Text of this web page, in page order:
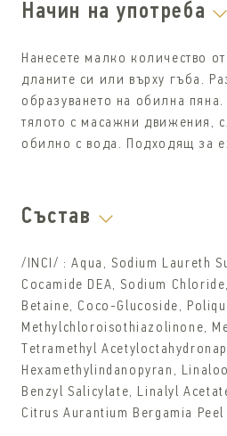
Начин на употреба
Нанесете малко количество
дланите си или върху гъба.
образуването на обилна
тялото с масажни движения,
обилно с вода. Подходящ за
Състав
/INCI/ :Aqua, Sodium Laureth
Cocamide DEA, Sodium
Betaine, Coco-Glucoside,
Methylchloroisothiazolinone,
Tetramethyl
Hexamethylindanopyran,
Benzyl Salicylate, Linalyl
Citrus Aurantium Bergamia Peel